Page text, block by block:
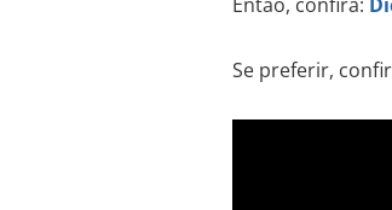
Se preferir,